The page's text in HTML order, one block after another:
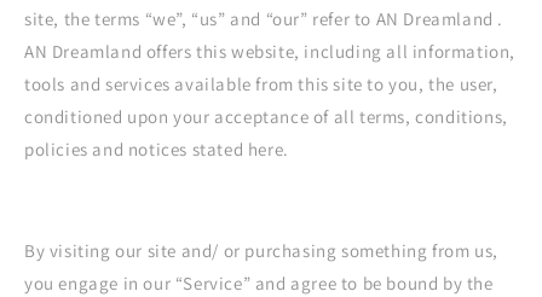
site, the terms “we”, “us” and “our” refer to AN Dreamland .
AN Dreamland offers this website, including all information,
tools and services available from this site to you, the user,
conditioned upon your acceptance of all terms, conditions,
policies and notices stated here.
By visiting our site and/ or purchasing something from us,
you engage in our “Service” and agree to be bound by the